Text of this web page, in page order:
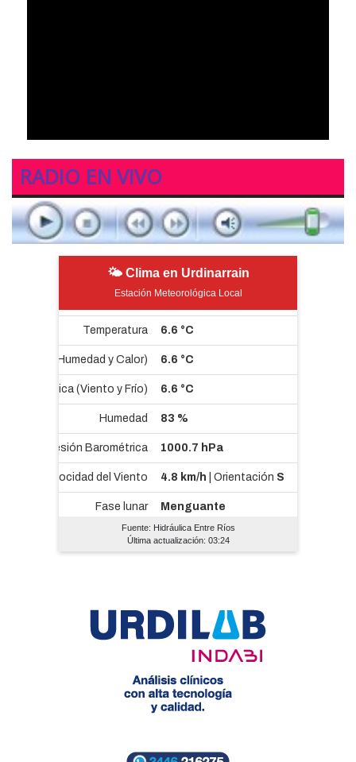
RADIO EN VIVO
🌤 Clima en Urdinarrain
Estación Meteorológica Local
Fuente: Hidráulica Entre Ríos
Última actualización: 03:24